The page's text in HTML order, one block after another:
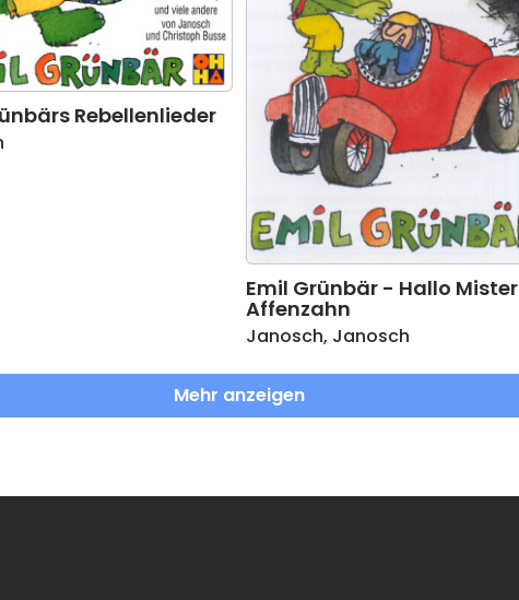
Rebellenlieder
Emil Grünbär - Hallo Mister
Affenzahn
Janosch, Janosch
Mehr anzeigen